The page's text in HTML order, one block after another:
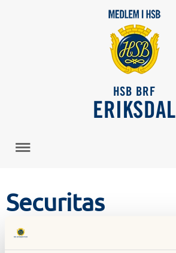
HSB BRF
ERIKSDAL
Securitas
23 januari 2018